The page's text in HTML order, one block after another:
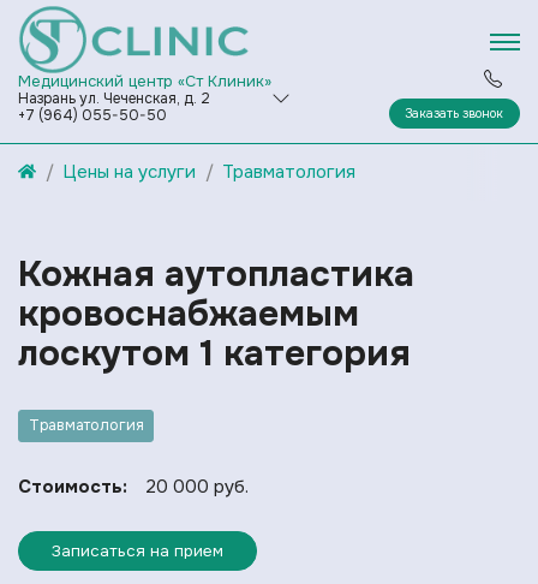
Медицинский центр «Ст Клиник»
Назрань ул. Чеченская, д. 2
+7 (964) 055-50-50
Заказать звонок
Цены на услуги Травматология
Кожная аутопластика
кровоснабжаемым
лоскутом 1 категория
Травматология
Стоимость: 20 000 руб.
Записаться на прием